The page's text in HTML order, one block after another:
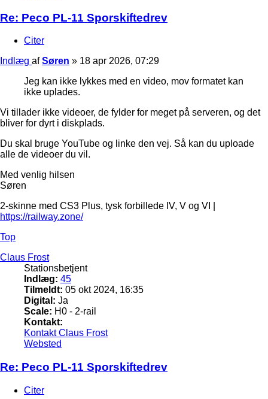
Re: Peco PL-11 Sporskiftedrev
Citer
Indlæg afSøren » 18 apr 2026, 07:29
Jeg kan ikke lykkes med en video, mov formatet kan
ikke uplades.
Vi tillader ikke videoer, de fylder for meget på serveren, og det
bliver for dyrt i diskplads.
Du skal bruge YouTube og linke den vej. Så kan du uploade
alle de videoer du vil.
Med venlig hilsen
Søren
2-skinne med CS3 Plus, tysk forbillede IV, V og VI |
https://railway.zone/
Top
Claus Frost
Stationsbetjent
Indlæg: 45
Tilmeldt: 05 okt 2024, 16:35
Digital: Ja
Scale: H0 - 2-rail
Kontakt:
Kontakt Claus Frost
Websted
Re: Peco PL-11 Sporskiftedrev
Citer